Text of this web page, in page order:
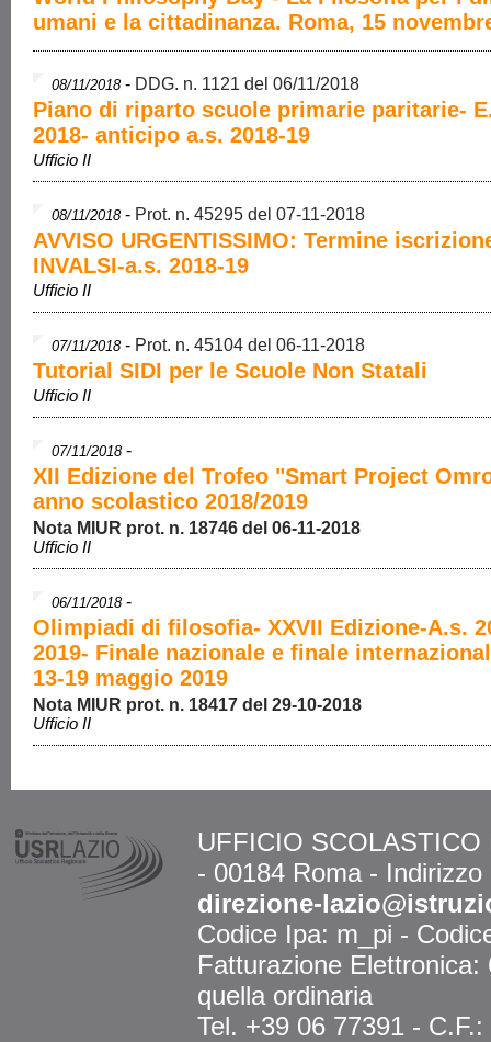
umani e la cittadinanza. Roma, 15
08/11/2018- DDG. n. 1121 del 06/11/2018
Piano di riparto scuole primarie paritarie-
2018- anticipo a.s. 2018-19
Ufficio II
08/11/2018- Prot. n. 45295 del 07-11-2018
AVVISO URGENTISSIMO: Termine
INVALSI-a.s. 2018-19
Ufficio II
07/11/2018- Prot. n. 45104 del 06-11-2018
Tutorial SIDI per le Scuole Non Statali
Ufficio II
07/11/2018-
XII Edizione del Trofeo "Smart Project
anno scolastico 2018/2019
Nota MIUR prot. n. 18746 del 06-11-2018
Ufficio II
06/11/2018-
Olimpiadi di filosofia- XXVII Edizione-A.s.
2019- Finale nazionale e finale
13-19 maggio 2019
Nota MIUR prot. n. 18417 del 29-10-2018
Ufficio II
UFFICIO
- 00184 Roma -
direzione-
Codice Ipa: m_pi -
Fatturazione
quella ordinaria
Tel. +39 06 77391 -